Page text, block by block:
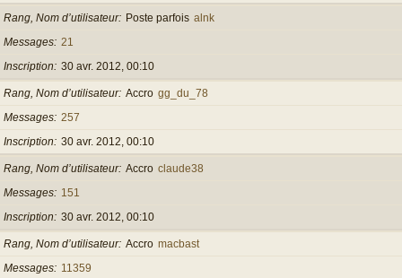
Rang, Nom d’utilisateur Poste parfois alnk
Messages 21
Inscription
30 avr. 2012, 00:10
Rang, Nom d’utilisateur Accro gg_du_78
Messages 257
Inscription
30 avr. 2012, 00:10
Rang, Nom d’utilisateur Accro claude38
Messages
151
Inscription
30 avr. 2012, 00:10
Rang, Nom d’utilisateur Accro macbast
Messages
11359